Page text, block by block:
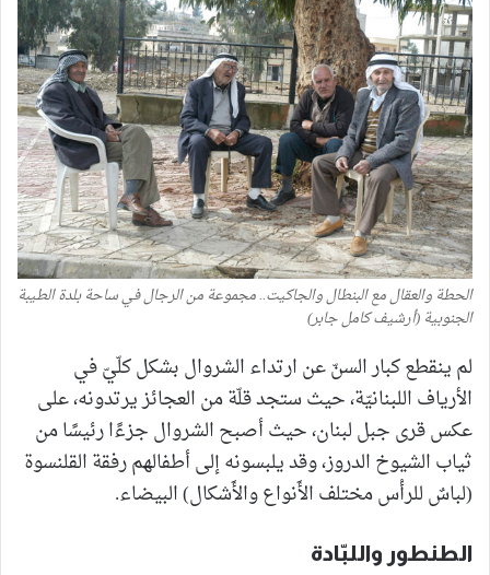
الحطة والعقال مع البنطال والجاكيت.. مجموعة من الرجال في ساحة بلدة الطيبة
الجنوبية (أرشيف كامل جابر)
لم ينقطع كبار السنّ عن ارتداء الشروال بشكل كلّيّ في
الأرياف اللبنانيّة، حيث ستجد قلّة من العجائز يرتدونه، على
عكس قرى جبل لبنان، حيث أصبح الشروال جزءًا رئيسًا من
ثياب الشيوخ الدروز، وقد يلبسونه إلى أطفالهم رفقة القلنسوة
(لباسٌ للرأْس مختلف الأَنواع والأَشكال) البيضاء.
الطنطور واللبّادة